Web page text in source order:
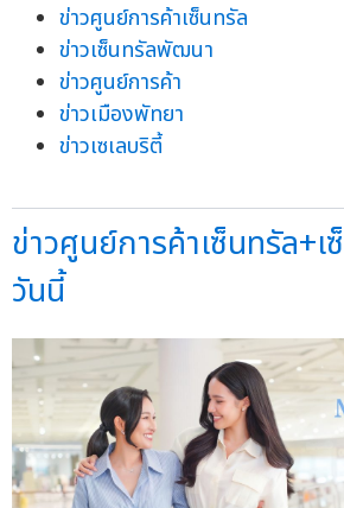
ข่าวศูนย์การค้าเซ็นทรัล
ข่าวเซ็นทรัลพัฒนา
ข่าวศูนย์การค้า
ข่าวเมืองพัทยา
ข่าวเซเลบริตี้
ข่าวศูนย์การค้าเซ็นทรัล+
วันนี้